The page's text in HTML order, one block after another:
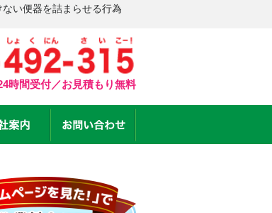
い便器を詰まらせる行為
時間受付／お見積もり無料